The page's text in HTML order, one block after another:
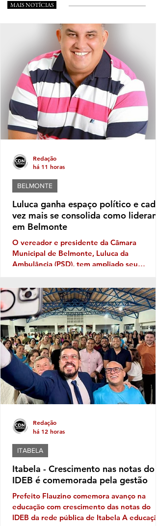
MAIS NOTÍCIAS
Luluca ganha espaço político e cada
vez mais se consolida como
em Belmonte
O vereador e presidente da Câmara
Municipal de Belmonte, Luluca da
Ambulância (PSD), tem ampliado seu
musculatura política deve aumentar ainda
mais este ano, caso se confirme a
expectativa da votação de Fabíola Mansur,
nome defendido por Luluca para estadual,
sendo a mais votada dentro do núcleo
político governista que tem dois nomes na
disputa, o nome do prefeito e Fabíola,
candidata de Luluca. Luluca conaeguiu ao
longo dos anos montar
BELMONTE
Redação
há 11 horas
Itabela - Crescimento nas notas do
IDEB é comemorada pela gestão
Prefeito Flauzino comemora avanço na
educação com crescimento das notas do
IDEB da rede pública de Itabela A educação
ITABELA
Redação
há 12 horas